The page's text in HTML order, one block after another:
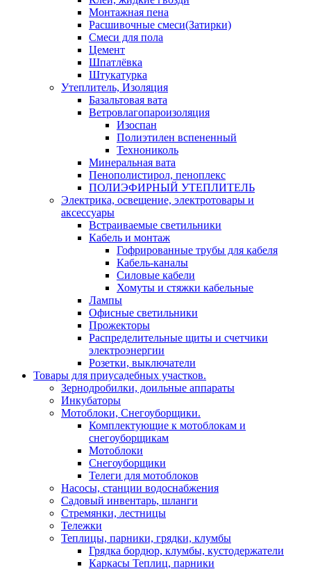
Монтажная пена
Расшивочные смеси(Затирки)
Смеси для пола
Цемент
Шпатлёвка
Штукатурка
Утеплитель, Изоляция
Базальтовая вата
Ветровлагопароизоляция
Изоспан
Полиэтилен вспененный
Технониколь
Минеральная вата
Пенополистирол, пеноплекс
ПОЛИЭФИРНЫЙ УТЕПЛИТЕЛЬ
Электрика, освещение, электротовары и
аксессуары
Встраиваемые светильники
Кабель и монтаж
Гофрированные трубы для кабеля
Кабель-каналы
Силовые кабели
Хомуты и стяжки кабельные
Лампы
Офисные светильники
Прожекторы
Распределительные щиты и счетчики
электроэнергии
Розетки, выключатели
Товары для приусадебных участков.
Зернодробилки, доильные аппараты
Инкубаторы
Мотоблоки, Снегоуборщики.
Комплектующие к мотоблокам и
снегоуборщикам
Мотоблоки
Снегоуборщики
Телеги для мотоблоков
Насосы, станции водоснабжения
Садовый инвентарь, шланги
Стремянки, лестницы
Тележки
Теплицы, парники, грядки, клумбы
Грядка бордюр, клумбы, кустодержатели
Каркасы Теплиц, парники